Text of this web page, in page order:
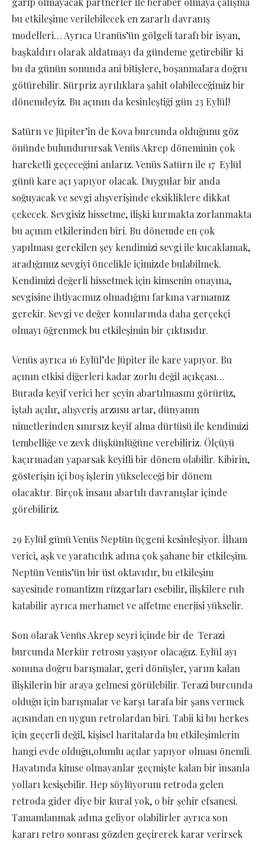
bu etkileşime verilebilecek en zararlı davranış
modelleri… Ayrıca Uranüs’ün gölgeli tarafı bir isyan,
başkaldırı olarak aldatmayı da gündeme getirebilir ki
bu da günün sonunda ani bitişlere, boşanmalara doğru
götürebilir. Sürpriz ayrılıklara şahit olabileceğimiz bir
dönemdeyiz. Bu açının da kesinleştiği gün 23 Eylül!
Satürn ve Jüpiter’in de Kova burcunda olduğunu göz
önünde bulundurursak Venüs Akrep döneminin çok
hareketli geçeceğini anlarız. Venüs Satürn ile 17 Eylül
günü kare açı yapıyor olacak. Duygular bir anda
soğuyacak ve sevgi alışverişinde eksikliklere dikkat
çekecek. Sevgisiz hissetme, ilişki kurmakta zorlanmakta
bu açının etkilerinden biri. Bu dönemde en çok
yapılması gerekilen şey kendimizi sevgi ile kucaklamak,
aradığımız sevgiyi öncelikle içimizde bulabilmek.
Kendimizi değerli hissetmek için kimsenin onayına,
sevgisine ihtiyacımız olmadığını farkına varmamız
gerekir. Sevgi ve değer konularında daha gerçekçi
olmayı öğrenmek bu etkileşimin bir çıktısıdır.
Venüs ayrıca 16 Eylül’de Jüpiter ile kare yapıyor. Bu
açının etkisi diğerleri kadar zorlu değil açıkçası…
Burada keyif verici her şeyin abartılmasını görürüz,
iştah açılır, alışveriş arzusu artar, dünyanın
nimetlerinden sınırsız keyif alma dürtüsü ile kendimizi
tembelliğe ve zevk düşkünlüğüne verebiliriz. Ölçüyü
kaçırmadan yaparsak keyifli bir dönem olabilir. Kibirin,
gösterişin içi boş işlerin yükseleceği bir dönem
olacaktır. Birçok insanı abartılı davranışlar içinde
görebiliriz.
29 Eylül günü Venüs Neptün üçgeni kesinleşiyor. İlham
verici, aşk ve yaratıcılık adına çok şahane bir etkileşim.
Neptün Venüs’ün bir üst oktavıdır, bu etkileşim
sayesinde romantizm rüzgarları esebilir, ilişkilere ruh
katabilir ayrıca merhamet ve affetme enerjisi yükselir.
Son olarak Venüs Akrep seyri içinde bir de Terazi
burcunda Merkür retrosu yaşıyor olacağız. Eylül ayı
sonuna doğru barışmalar, geri dönüşler, yarım kalan
ilişkilerin bir araya gelmesi görülebilir. Terazi burcunda
olduğu için barışmalar ve karşı tarafa bir şans vermek
açısından en uygun retrolardan biri. Tabii ki bu herkes
için geçerli değil, kişisel haritalarda bu etkileşimlerin
hangi evde olduğu,olumlu açılar yapıyor olması önemli.
Hayatında kimse olmayanlar geçmişte kalan bir insanla
yolları kesişebilir. Hep söylüyorum retroda gelen
retroda gider diye bir kural yok, o bir şehir efsanesi.
Tamamlanmak adına geliyor olabilirler ayrıca son
kararı retro sonrası gözden geçirerek karar verirsek